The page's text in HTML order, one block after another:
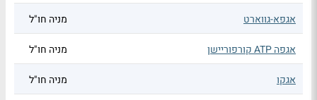
אגפא-גווארט מניה חו"ל
אגפה ATP קורפוריישן מניה חו"ל
אגקו מניה חו"ל